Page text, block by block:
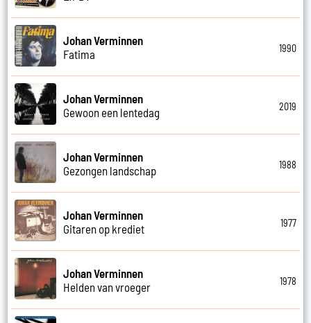
Johan Verminnen
Fatima
1990
Johan Verminnen
Gewoon een lentedag
2019
Johan Verminnen
Gezongen landschap
1988
Johan Verminnen
Gitaren op krediet
1977
Johan Verminnen
Helden van vroeger
1978